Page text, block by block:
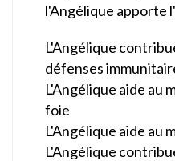
l'Angélique apporte
L'Angélique
défenses
L'Angélique aide au
foie
L'Angélique aide au
L'Angélique